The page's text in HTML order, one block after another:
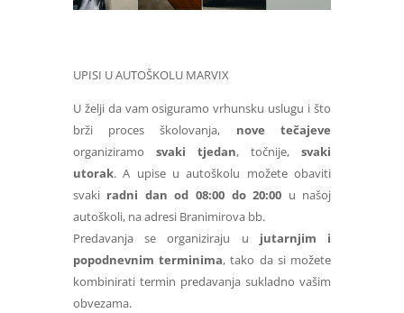
UPISI U AUTOŠKOLU MARVIX
U želji da vam osiguramo vrhunsku uslugu i što
brži proces školovanja, nove tečajeve
organiziramo svaki tjedan, točnije,svaki
utorak. A upise u autoškolu možete obaviti
svaki radni dan od 08:00 do 20:00 u našoj
autoškoli, na adresi Branimirova bb.
Predavanja se organiziraju u jutarnjim i
popodnevnim terminima, tako da si možete
kombinirati termin predavanja sukladno vašim
obvezama.